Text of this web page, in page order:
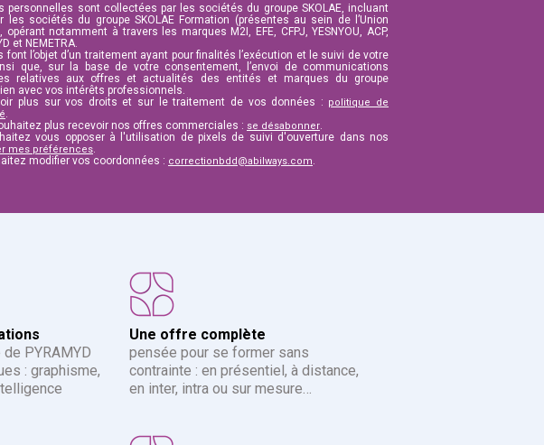
personnelles sont collectées par les sociétés du groupe SKOLAE, incluant
les sociétés du groupe SKOLAE Formation (présentes au sein de l’Union
opérant notamment à travers les marques M2I, EFE, CFPJ, YESNYOU, ACP,
et NEMETRA.
font l’objet d’un traitement ayant pour finalités l’exécution et le suivi de votre
que, sur la base de votre consentement, l’envoi de communications
relatives aux offres et actualités des entités et marques du groupe
avec vos intérêts professionnels.
plus sur vos droits et sur le traitement de vos données : politique de
.
plus recevoir nos offres commerciales : se désabonner.
vous opposer à l'utilisation de pixels de suivi d'ouverture dans nos
mes préférences.
modifier vos coordonnées : correctionbdd@abilways.com.
PYRAMYD
: graphisme,
Une offre complète
pensée pour se former sans
contrainte : en présentiel, à distance,
en inter, intra ou sur mesure…